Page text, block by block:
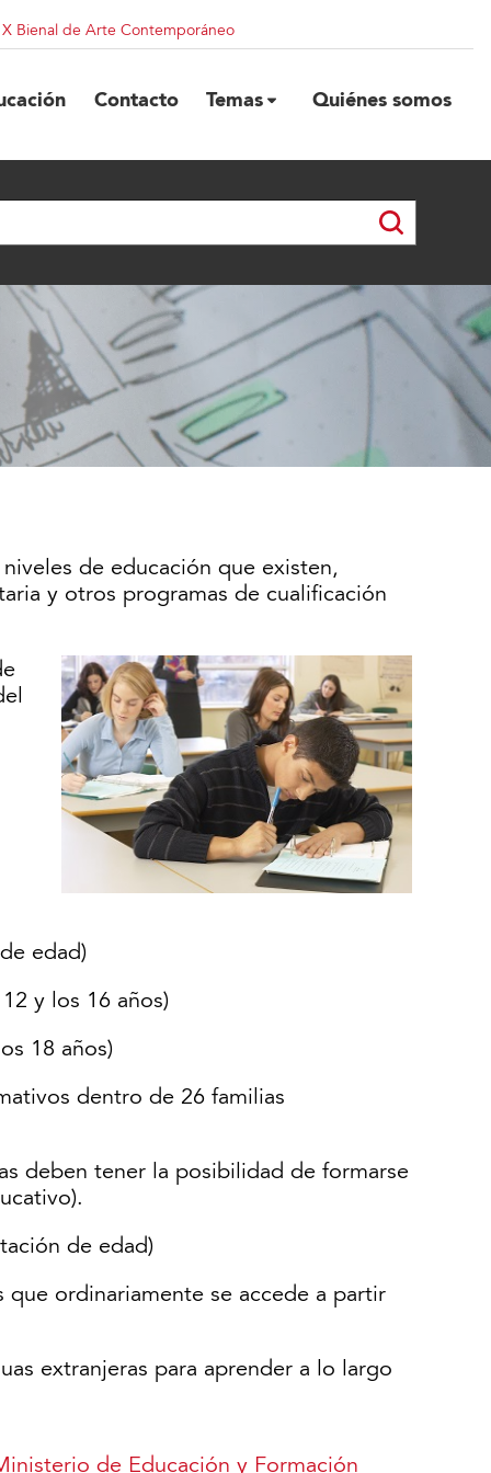
Bienal de Arte Contemporáneo
Contacto Temas Quiénes somos
de educación que existen,
y otros programas de cualificación
edad)
y los 16 años)
18 años)
dentro de 26 familias
deben tener la posibilidad de formarse
de edad)
que ordinariamente se accede a partir
extranjeras para aprender a lo largo
de Educación y Formación